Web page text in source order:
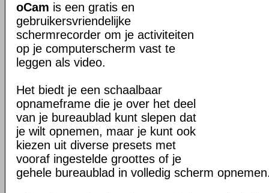
oCam is een gratis en
gebruikersvriendelijke
schermrecorder om je activiteiten
op je computerscherm vast te
leggen als video.
Het biedt je een schaalbaar
opnameframe die je over het deel
van je bureaublad kunt slepen dat
je wilt opnemen, maar je kunt ook
kiezen uit diverse presets met
vooraf ingestelde groottes of je
gehele bureaublad in volledig scherm